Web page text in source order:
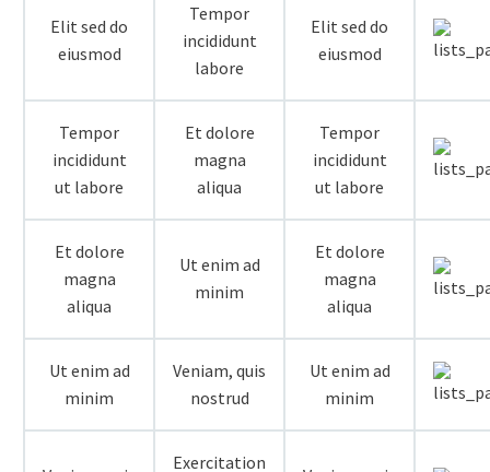
Elit sed do
eiusmod
Tempor
incididunt
labore
Elit sed do
eiusmod
Tempor
incididunt
ut labore
Et dolore
magna
aliqua
Tempor
incididunt
ut labore
Et dolore
magna
aliqua
Ut enim ad
minim
Et dolore
magna
aliqua
Ut enim ad
minim
Veniam, quis
nostrud
Ut enim ad
minim
Exercitation